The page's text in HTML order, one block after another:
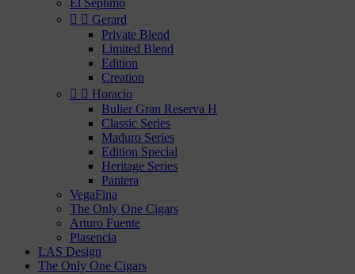
El Septimo
  Gerard
Private Blend
Limited Blend
Edition
Creation
  Horacio
Bulier Gran Reserva H
Classic Series
Maduro Series
Edition Special
Heritage Series
Pantera
VegaFina
The Only One Cigars
Arturo Fuente
Plasencia
LAS Design
The Only One Cigars